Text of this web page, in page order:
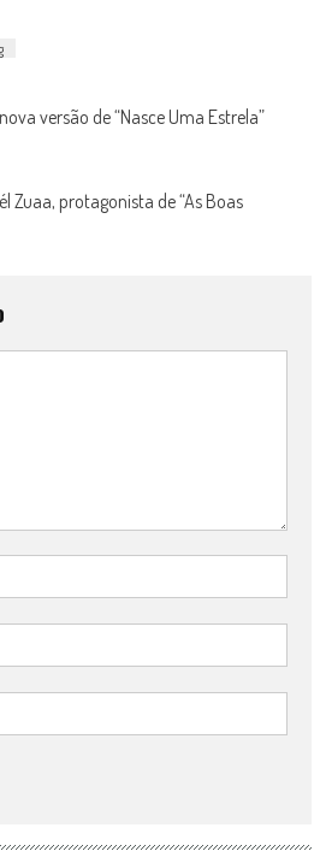
versão de “Nasce Uma Estrela”
Zuaa, protagonista de “As Boas